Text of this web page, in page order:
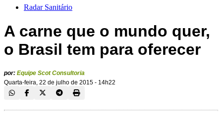
Radar Sanitário
A carne que o mundo quer,
o Brasil tem para oferecer
por: Equipe Scot Consultoria
Quarta-feira, 22 de julho de 2015 - 14h22